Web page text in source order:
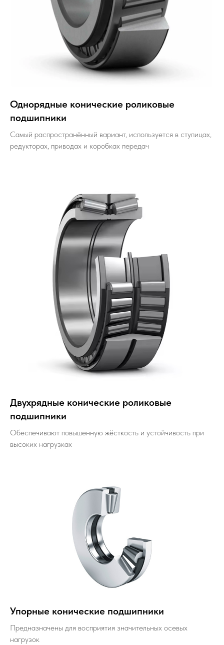
Однорядные конические роликовые
подшипники
Самый распространённый вариант, используется в ступицах,
редукторах, приводах и коробках передач
Двухрядные конические роликовые
подшипники
Обеспечивают повышенную жёсткость и устойчивость при
высоких нагрузках
Упорные конические подшипники
Предназначены для восприятия значительных осевых
нагрузок